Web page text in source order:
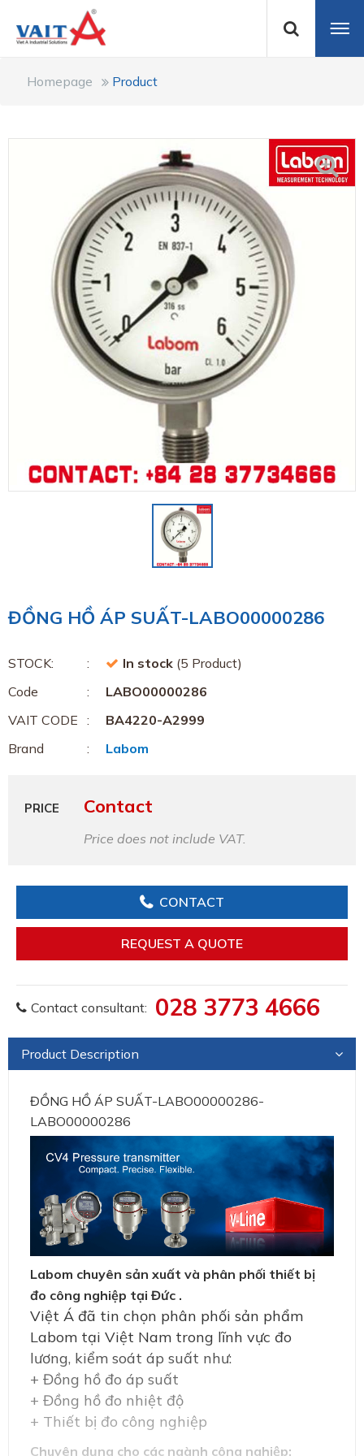
Homepage Product
ĐỒNG HỒ ÁP SUẤT-LABO00000286
STOCK: In stock (5 Product)
Code
LABO00000286
VAIT CODE
BA4220-A2999
Brand
Labom
PRICE Contact
Price does not include VAT.
CONTACT
REQUEST A QUOTE
Contact consultant: 028 3773 4666
Product Description
ĐỒNG HỒ ÁP SUẤT-LABO00000286-
LABO00000286
Labom chuyên sản xuất và phân phối thiết bị
đo công nghiệp tại Đức .
Việt Á đã tin chọn phân phối sản phẩm
Labom tại Việt Nam trong lĩnh vực đo
lương, kiểm soát áp suất như:
+ Đồng hồ đo áp suất
+ Đồng hồ đo nhiệt độ
+ Thiết bị đo công nghiệp
Chuyên dụng cho các ngành công nghiệp: